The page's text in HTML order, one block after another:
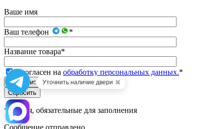
Ваше имя
Ваш телефон *
Название товара*
Я согласен на обработку персональных данных.*
*- Поля, обязательные для заполнения
Уточнить наличие двери ✖